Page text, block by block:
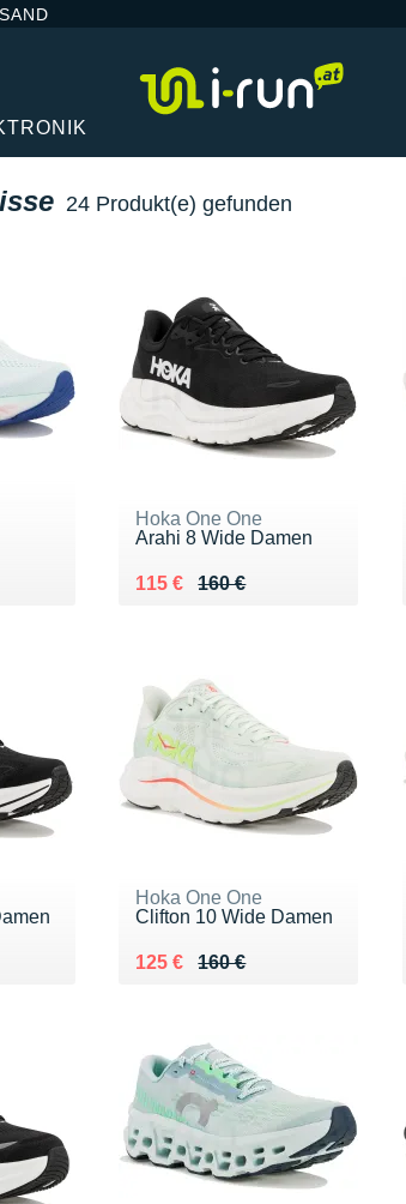
24 Produkt(e) gefunden
Hoka One One
Arahi 8 Wide Damen
160 €
Au lieu de 160 €
115 €
Vendu 115 €
Hoka One One
Clifton 10 Wide Damen
160 €
Au lieu de 160 €
125 €
Vendu 125 €